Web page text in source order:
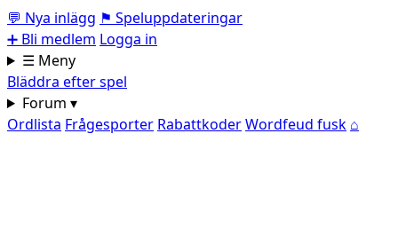
💬 Nya inlägg ⚑ Speluppdateringar
➕ Bli medlem Logga in
☰ Meny
Bläddra efter spel
Forum ▾
Ordlista Frågesporter RabattkoderWordfeud fusk ⌂